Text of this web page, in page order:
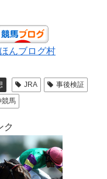
んブログ村
JRA
事後検証
競馬
ク